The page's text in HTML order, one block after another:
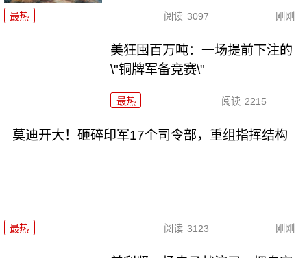
最热 阅读 3097 刚刚
美狂囤百万吨：一场提前下注的
\"铜牌军备竞赛\"
最热 阅读 2215
莫迪开大！砸碎印军17个司令部，重组指挥结构
最热 阅读 3123 刚刚